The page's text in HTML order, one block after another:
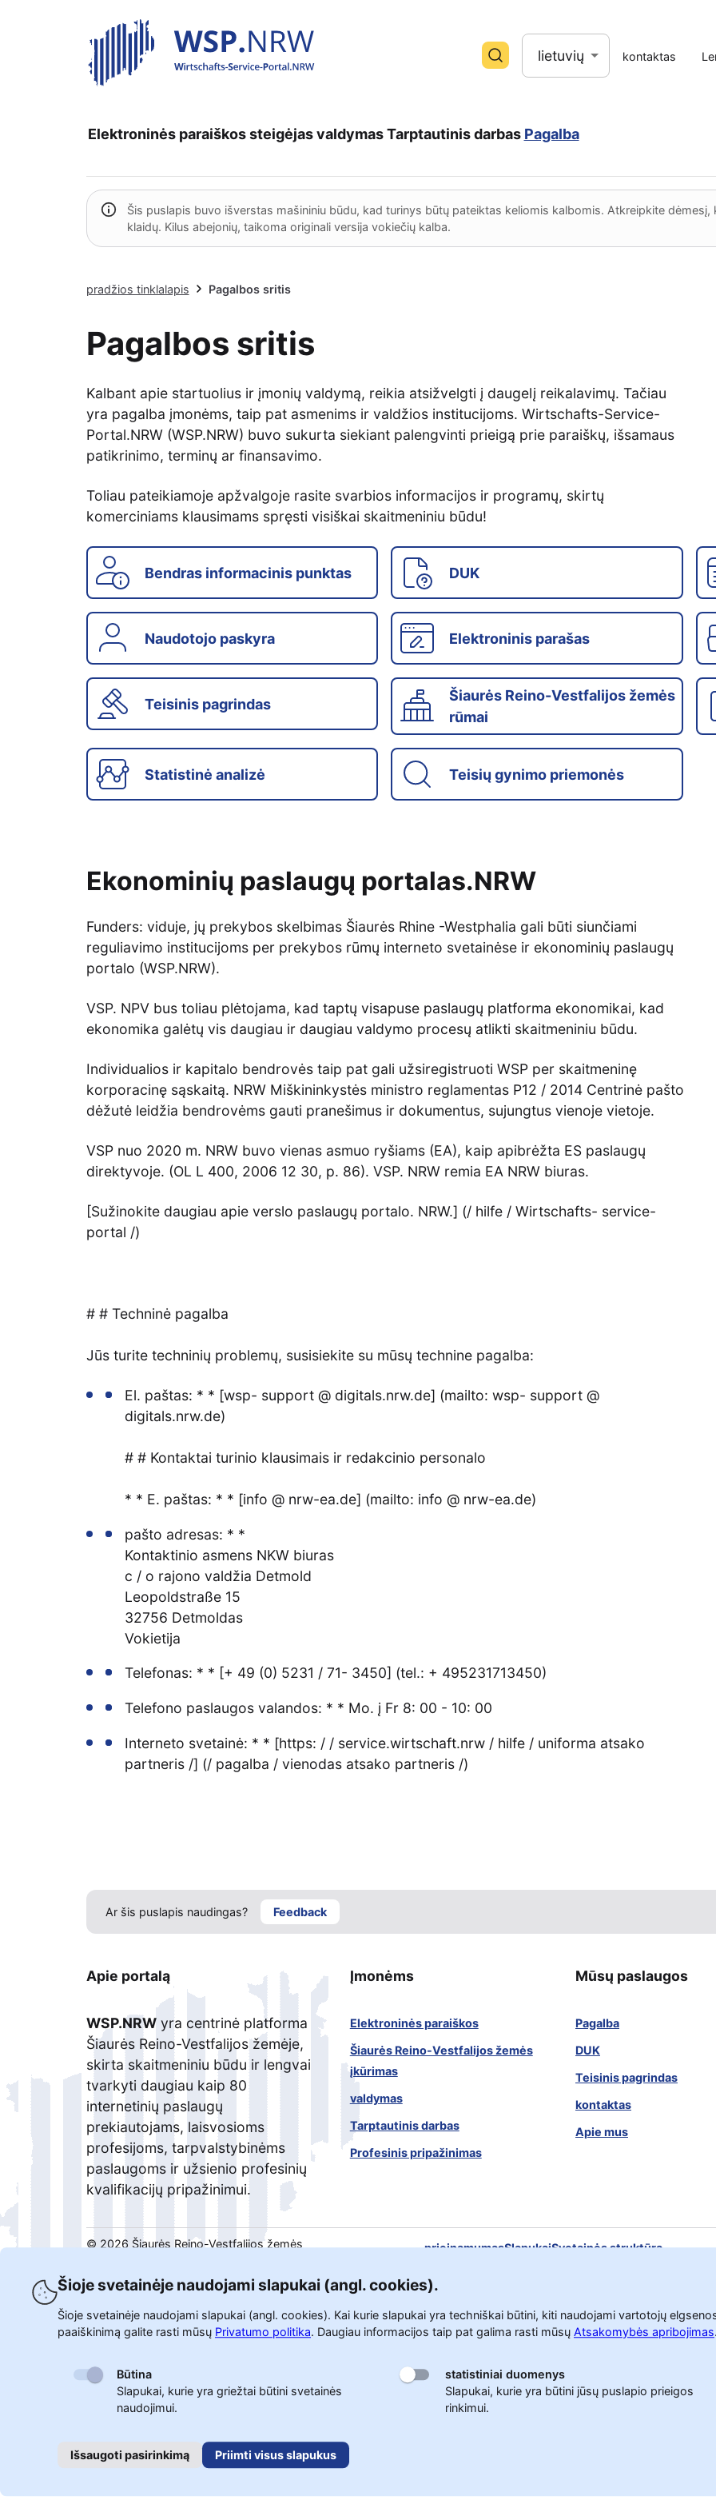
lietuvių kontaktas
Elektroninės paraiškos steigėjas valdymas Tarptautinis darbas Pagalba
Šis puslapis buvo išverstas mašininiu būdu, kad turinys būtų pateiktas keliomis kalbomis. Atkreipkite
klaidų. Kilus abejonių, taikoma originali versija vokiečių kalba.
pradžios tinklalapis Pagalbos sritis
Pagalbos sritis
Kalbant apie startuolius ir įmonių valdymą, reikia atsižvelgti į daugelį reikalavimų. Tačiau
yra pagalba įmonėms, taip pat asmenims ir valdžios institucijoms. Wirtschafts-Service-
Portal.NRW (WSP.NRW) buvo sukurta siekiant palengvinti prieigą prie paraiškų, išsamaus
patikrinimo, terminų ar finansavimo.
Toliau pateikiamoje apžvalgoje rasite svarbios informacijos ir programų, skirtų
komerciniams klausimams spręsti visiškai skaitmeniniu būdu!
Bendras informacinis punktas DUK
Naudotojo paskyra Elektroninis parašas
Teisinis pagrindas
Šiaurės Reino-Vestfalijos žemės
rūmai
Statistinė analizė Teisių gynimo priemonės
Ekonominių paslaugų portalas.NRW
Funders: viduje, jų prekybos skelbimas Šiaurės Rhine -Westphalia gali būti siunčiami
reguliavimo institucijoms per prekybos rūmų interneto svetainėse ir ekonominių paslaugų
portalo (WSP.NRW).
VSP. NPV bus toliau plėtojama, kad taptų visapuse paslaugų platforma ekonomikai, kad
ekonomika galėtų vis daugiau ir daugiau valdymo procesų atlikti skaitmeniniu būdu.
Individualios ir kapitalo bendrovės taip pat gali užsiregistruoti WSP per skaitmeninę
korporacinę sąskaitą. NRW Miškininkystės ministro reglamentas P12 / 2014 Centrinė pašto
dėžutė leidžia bendrovėms gauti pranešimus ir dokumentus, sujungtus vienoje vietoje.
VSP nuo 2020 m. NRW buvo vienas asmuo ryšiams (EA), kaip apibrėžta ES paslaugų
direktyvoje. (OL L 400, 2006 12 30, p. 86). VSP. NRW remia EA NRW biuras.
[Sužinokite daugiau apie verslo paslaugų portalo. NRW.] (/ hilfe / Wirtschafts- service-
portal /)
# # Techninė pagalba
Jūs turite techninių problemų, susisiekite su mūsų technine pagalba:
El. paštas: * * [wsp- support @ digitals.nrw.de] (mailto: wsp- support @
digitals.nrw.de)
# # Kontaktai turinio klausimais ir redakcinio personalo
* * E. paštas: * * [info @ nrw-ea.de] (mailto: info @ nrw-ea.de)
pašto adresas: * *
Kontaktinio asmens NKW biuras
c / o rajono valdžia Detmold
Leopoldstraße 15
32756 Detmoldas
Vokietija
Telefonas: * * [+ 49 (0) 5231 / 71- 3450] (tel.: + 495231713450)
Telefono paslaugos valandos: * * Mo. į Fr 8: 00 - 10: 00
Interneto svetainė: * * [https: / / service.wirtschaft.nrw / hilfe / uniforma atsako
partneris /] (/ pagalba / vienodas atsako partneris /)
Ar šis puslapis naudingas? Feedback
Apie portalą
WSP.NRWyra centrinė platforma
Šiaurės Reino-Vestfalijos žemėje,
skirta skaitmeniniu būdu ir lengvai
tvarkyti daugiau kaip 80
internetinių paslaugų
prekiautojams, laisvosioms
profesijoms, tarpvalstybinėms
paslaugoms ir užsienio profesinių
kvalifikacijų pripažinimui.
Įmonėms
Elektroninės paraiškos
Šiaurės Reino-Vestfalijos žemės
įkūrimas
valdymas
Tarptautinis darbas
Profesinis pripažinimas
Mūsų paslaugos
Pagalba
DUK
Teisinis pagrindas
kontaktas
Apie mus
© 2026 Šiaurės Reino-Vestfalijos žemės
energetikos ministerija.
prieinamumasSlapukaiSvetainės struktūra
Šioje svetainėje naudojami slapukai (angl. cookies).
Šioje svetainėje naudojami slapukai (angl. cookies). Kai kurie slapukai yra techniškai būtini, kiti naudojami vartotojų
paaiškinimą galite rasti mūsų Privatumo politika. Daugiau informacijos taip pat galima rasti mūsų Atsakomybės apribojimas.
Būtina
Slapukai, kurie yra griežtai būtini svetainės
naudojimui.
statistiniai duomenys
Slapukai, kurie yra būtini jūsų puslapio prieigos
rinkimui.
Išsaugoti pasirinkimą Priimti visus slapukus